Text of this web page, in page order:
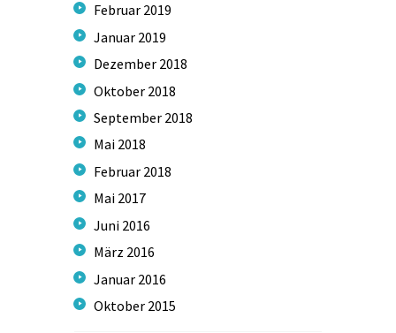
Februar 2019
Januar 2019
Dezember 2018
Oktober 2018
September 2018
Mai 2018
Februar 2018
Mai 2017
Juni 2016
März 2016
Januar 2016
Oktober 2015